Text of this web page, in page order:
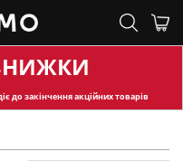
до закінчення акційних товарів